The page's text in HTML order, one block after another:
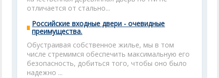
отличается от стально...
Российские входные двери - очевидные
преимущества.
Обустраивая собственное жилье, мы в том
числе стремимся обеспечить максимальную его
безопасность, добиться того, чтобы оно было
надежно ...